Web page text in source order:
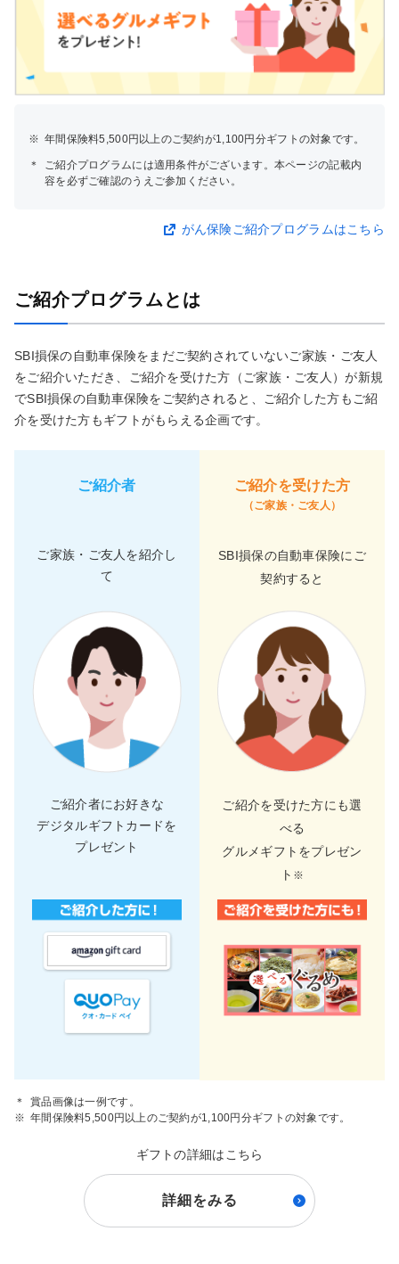
※ 年間保険料5,500円以上のご契約が1,100円分ギフトの対象です。
＊
ご紹介プログラムには適用条件がございます。本ページの記載内
容を必ずご確認のうえご参加ください。
がん保険ご紹介プログラムはこちら
ご紹介プログラムとは
SBI損保の自動車保険をまだご契約されていないご家族・ご友人
をご紹介いただき、ご紹介を受けた方（ご家族・ご友人）が新規
でSBI損保の自動車保険をご契約されると、ご紹介した方もご紹
介を受けた方もギフトがもらえる企画です。
ご紹介者
ご家族・ご友人を紹介し
て
ご紹介者にお好きな
デジタルギフトカードを
プレゼント
ご紹介を受けた方
（ご家族・ご友人）
SBI損保の自動車保険にご
契約すると
ご紹介を受けた方にも選
べる
グルメギフトをプレゼン
ト ※
＊
賞品画像は一例です。
※ 年間保険料5,500円以上のご契約が1,100円分ギフトの対象です。
ギフトの詳細はこちら
詳細をみる